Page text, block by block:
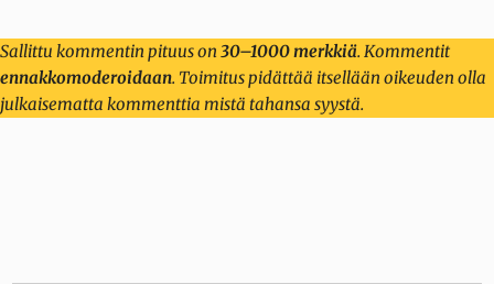
Sallittu kommentin pituus on30–1000 merkkiä. Kommentit
ennakkomoderoidaan. Toimitus pidättää itsellään oikeuden olla
julkaisematta kommenttia mistä tahansa syystä.